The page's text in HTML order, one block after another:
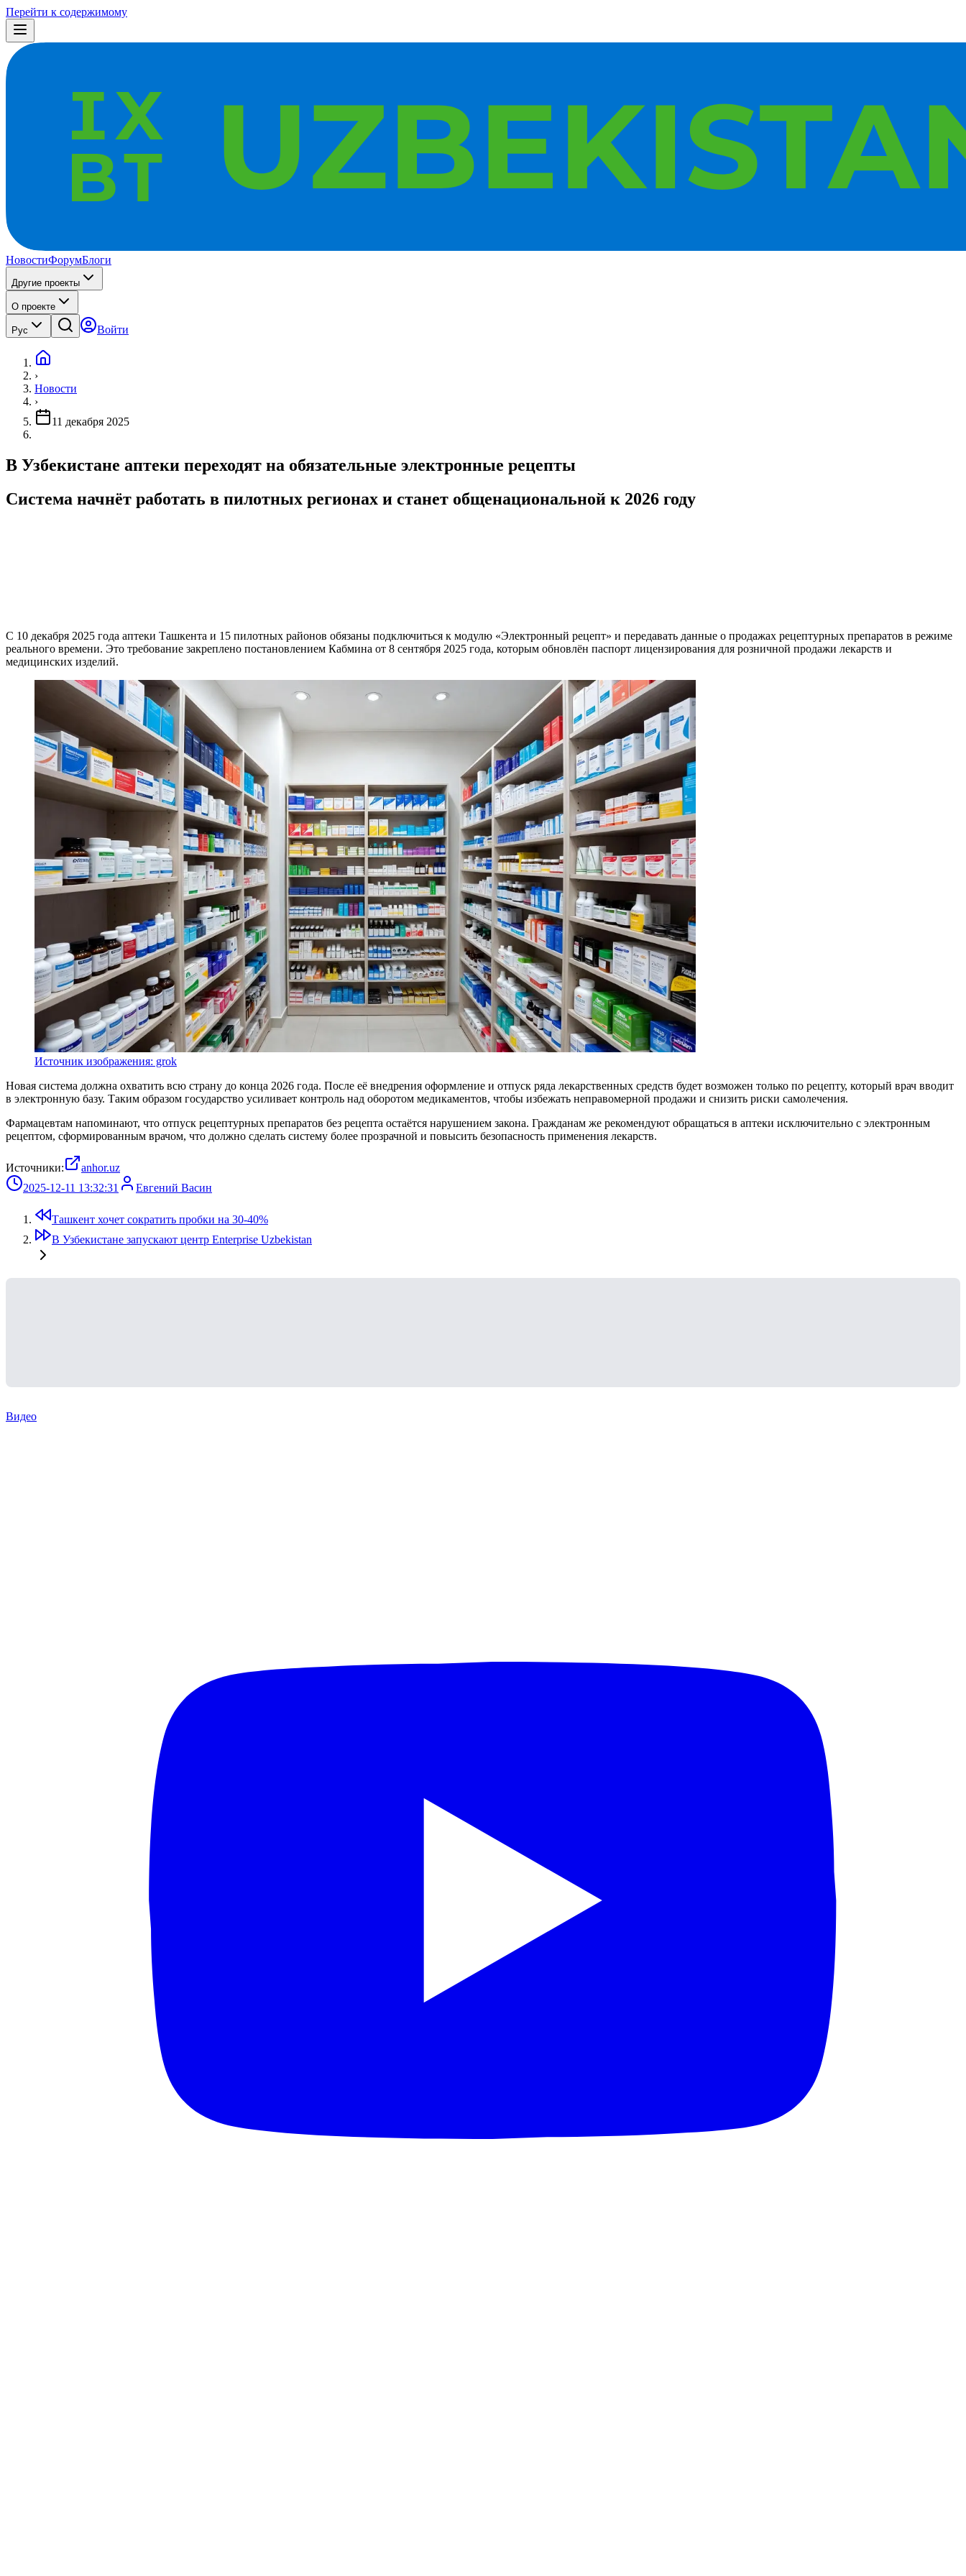
Перейти к содержимому
НовостиФорумБлоги
Другие проекты
О проекте
Рус Войти
›
Новости
›
11 декабря 2025
В Узбекистане аптеки переходят на обязательные электронные рецепты
Система начнёт работать в пилотных регионах и станет общенациональной к 2026 году
С 10 декабря 2025 года аптеки Ташкента и 15 пилотных районов обязаны подключиться к модулю «Электронный рецепт» и передавать данные о продажах рецептурных препаратов в режиме
реального времени. Это требование закреплено постановлением Кабмина от 8 сентября 2025 года, которым обновлён паспорт лицензирования для розничной продажи лекарств и
медицинских изделий.
Источник изображения: grok
Новая система должна охватить всю страну до конца 2026 года. После её внедрения оформление и отпуск ряда лекарственных средств будет возможен только по рецепту, который врач вводит
в электронную базу. Таким образом государство усиливает контроль над оборотом медикаментов, чтобы избежать неправомерной продажи и снизить риски самолечения.
Фармацевтам напоминают, что отпуск рецептурных препаратов без рецепта остаётся нарушением закона. Гражданам же рекомендуют обращаться в аптеки исключительно с электронным
рецептом, сформированным врачом, что должно сделать систему более прозрачной и повысить безопасность применения лекарств.
Источники:
anhor.uz
2025-12-11 13:32:31
Евгений Васин
Ташкент хочет сократить пробки на 30-40%
В Узбекистане запускают центр Enterprise Uzbekistan
Видео